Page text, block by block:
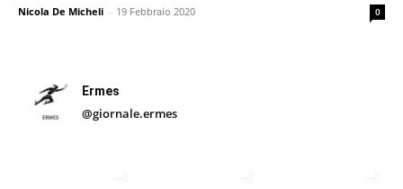
Nicola De Micheli - 19 Febbraio 2020 0
Ermes
@giornale.ermes